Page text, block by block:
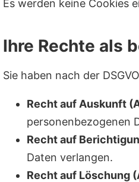
Es werden keine Cookies
Ihre Rechte als
Sie haben nach der
Recht auf Auskunft
personenbezogenen
Recht auf
Daten verlangen.
Recht auf Löschung